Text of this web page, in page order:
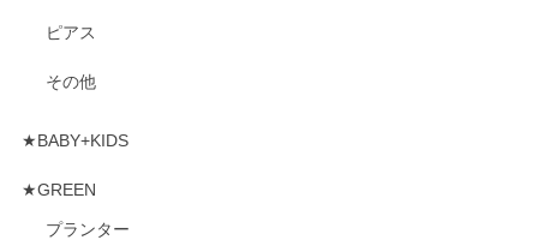
ピアス
その他
★BABY+KIDS
★GREEN
プランター